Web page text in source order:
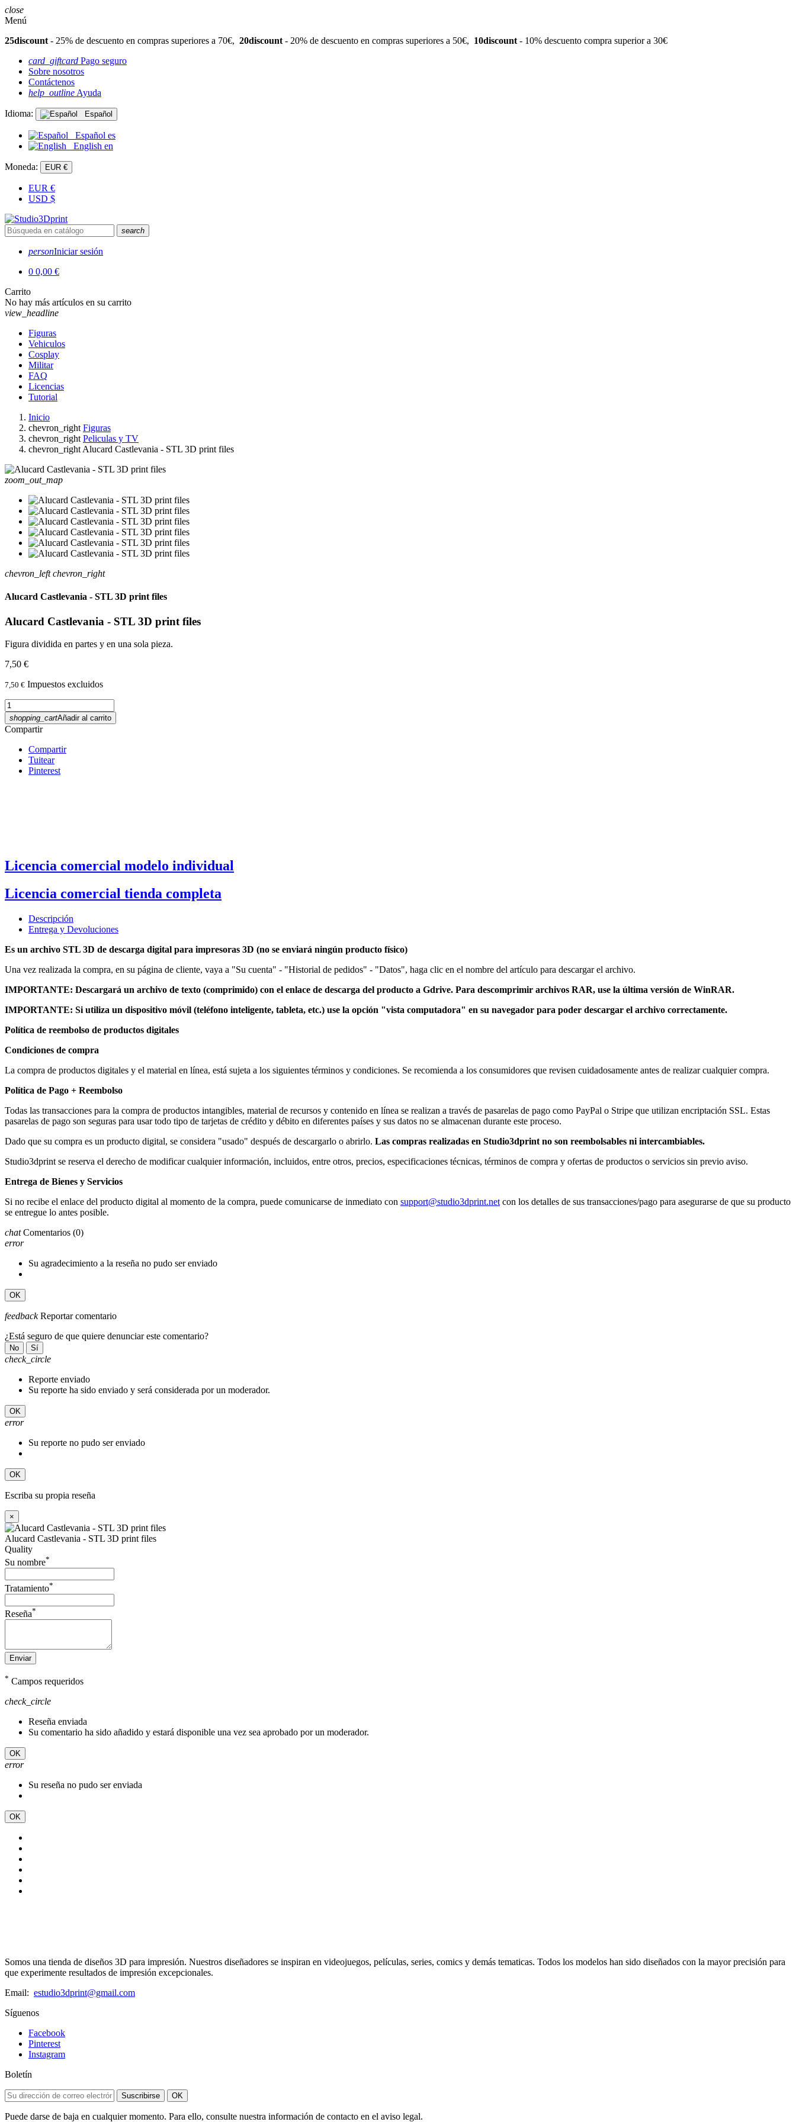
close
Menú
25discount - 25% de descuento en compras superiores a 70€, 20discount - 20% de descuento en compras superiores a 50€, 10discount - 10% descuento compra superior a 30€
card_giftcard Pago seguro
Sobre nosotros
Contáctenos
help_outline Ayuda
Idioma: Español
Español es
English en
Moneda: EUR €
EUR €
USD $
search
personIniciar sesión
0 0,00 €
Carrito
No hay más artículos en su carrito
view_headline
Figuras
Vehiculos
Cosplay
Militar
FAQ
Licencias
Tutorial
Inicio
chevron_right Figuras
chevron_right Peliculas y TV
chevron_right Alucard Castlevania - STL 3D print files
zoom_out_map
chevron_left chevron_right
Alucard Castlevania - STL 3D print files
Alucard Castlevania - STL 3D print files
Figura dividida en partes y en una sola pieza.
7,50 €
7,50 € Impuestos excluidos
shopping_cartAñadir al carrito
Compartir
Compartir
Tuitear
Pinterest
Licencia comercial modelo individual
Licencia comercial tienda completa
Descripción
Entrega y Devoluciones
Es un archivo STL 3D de descarga digital para impresoras 3D (no se enviará ningún producto físico)
Una vez realizada la compra, en su página de cliente, vaya a "Su cuenta" - "Historial de pedidos" - "Datos", haga clic en el nombre del artículo para descargar el archivo.
IMPORTANTE: Descargará un archivo de texto (comprimido) con el enlace de descarga del producto a Gdrive. Para descomprimir archivos RAR, use la última versión de WinRAR.
IMPORTANTE: Si utiliza un dispositivo móvil (teléfono inteligente, tableta, etc.) use la opción "vista computadora" en su navegador para poder descargar el archivo correctamente.
Política de reembolso de productos digitales
Condiciones de compra
La compra de productos digitales y el material en línea, está sujeta a los siguientes términos y condiciones. Se recomienda a los consumidores que revisen cuidadosamente antes de realizar cualquier compra.
Política de Pago + Reembolso
Todas las transacciones para la compra de productos intangibles, material de recursos y contenido en línea se realizan a través de pasarelas de pago como PayPal o Stripe que utilizan encriptación SSL. Estas
pasarelas de pago son seguras para usar todo tipo de tarjetas de crédito y débito en diferentes países y sus datos no se almacenan durante este proceso.
Dado que su compra es un producto digital, se considera "usado" después de descargarlo o abrirlo. Las compras realizadas en Studio3dprint no son reembolsables ni intercambiables.
Studio3dprint se reserva el derecho de modificar cualquier información, incluidos, entre otros, precios, especificaciones técnicas, términos de compra y ofertas de productos o servicios sin previo aviso.
Entrega de Bienes y Servicios
Si no recibe el enlace del producto digital al momento de la compra, puede comunicarse de inmediato con support@studio3dprint.net con los detalles de sus transacciones/pago para asegurarse de que su producto
se entregue lo antes posible.
chat Comentarios (0)
error
Su agradecimiento a la reseña no pudo ser enviado
OK
feedback Reportar comentario
¿Está seguro de que quiere denunciar este comentario?
No Sí
check_circle
Reporte enviado
Su reporte ha sido enviado y será considerada por un moderador.
OK
error
Su reporte no pudo ser enviado
OK
Escriba su propia reseña
×
Alucard Castlevania - STL 3D print files
Quality
Su nombre*
Tratamiento*
Reseña*
Enviar
* Campos requeridos
check_circle
Reseña enviada
Su comentario ha sido añadido y estará disponible una vez sea aprobado por un moderador.
OK
error
Su reseña no pudo ser enviada
OK
Somos una tienda de diseños 3D para impresión. Nuestros diseñadores se inspiran en videojuegos, películas, series, comics y demás tematicas. Todos los modelos han sido diseñados con la mayor precisión para
que experimente resultados de impresión excepcionales.
Email: estudio3dprint@gmail.com
Síguenos
Facebook
Pinterest
Instagram
Boletín
Suscribirse OK
Puede darse de baja en cualquier momento. Para ello, consulte nuestra información de contacto en el aviso legal.